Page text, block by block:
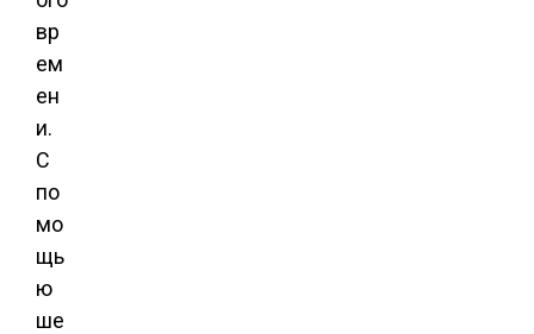
вр
ем
ен
и.
С
по
мо
щь
ю
ше